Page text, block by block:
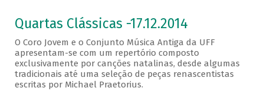
Quartas Clássicas -17.12.2014
O Coro Jovem e o Conjunto Música Antiga da UFF
apresentam-se com um repertório composto
exclusivamente por canções natalinas, desde algumas
tradicionais até uma seleção de peças renascentistas
escritas por Michael Praetorius.